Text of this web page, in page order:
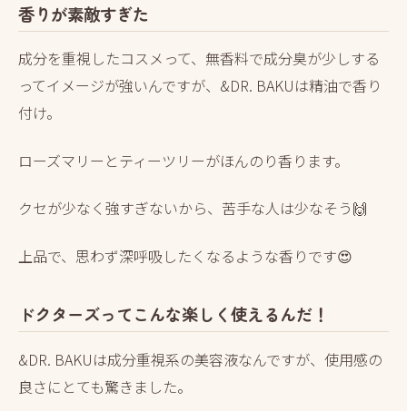
香りが素敵すぎた
成分を重視したコスメって、無香料で成分臭が少しする
ってイメージが強いんですが、&DR. BAKUは精油で香り
付け。
ローズマリーとティーツリーがほんのり香ります。
クセが少なく強すぎないから、苦手な人は少なそう🙌
上品で、思わず深呼吸したくなるような香りです😍
ドクターズってこんな楽しく使えるんだ！
&DR. BAKUは成分重視系の美容液なんですが、使用感の
良さにとても驚きました。